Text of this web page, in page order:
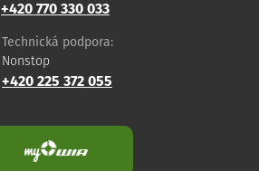
+420 770 330 033
Technická podpora:
Nonstop
+420 225 372 055